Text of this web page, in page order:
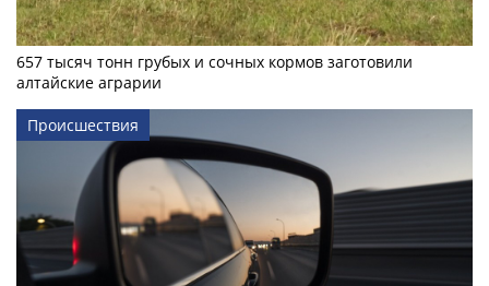
657 тысяч тонн грубых и сочных кормов заготовили
алтайские аграрии
Происшествия